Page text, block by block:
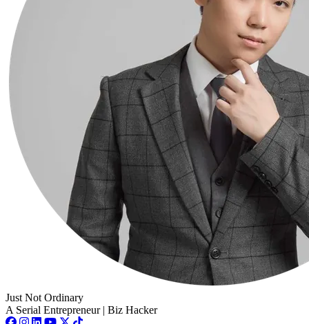
Just Not Ordinary
A Serial Entrepreneur | Biz Hacker